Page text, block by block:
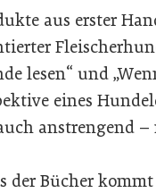
aus erster
lesen“ und
eines
anstrengend
der Bücher